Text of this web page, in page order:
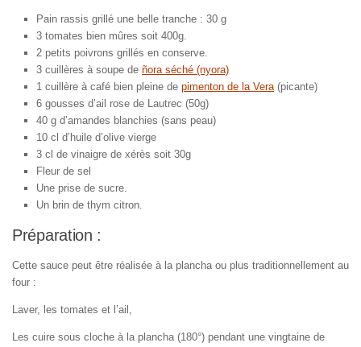
Pain rassis grillé une belle tranche : 30 g
3 tomates bien mûres soit 400g.
2 petits poivrons grillés en conserve.
3 cuillères à soupe de ñora séché (nyora)
1 cuillère à café bien pleine de pimenton de la Vera(picante)
6 gousses d’ail rose de Lautrec (50g)
40 g d’amandes blanchies (sans peau)
10 cl d’huile d’olive vierge
3 cl de vinaigre de xérès soit 30g
Fleur de sel
Une prise de sucre.
Un brin de thym citron.
Préparation :
Cette sauce peut être réalisée à la plancha ou plus traditionnellement au
four :
Laver, les tomates et l’ail,
Les cuire sous cloche à la plancha (180°) pendant une vingtaine de